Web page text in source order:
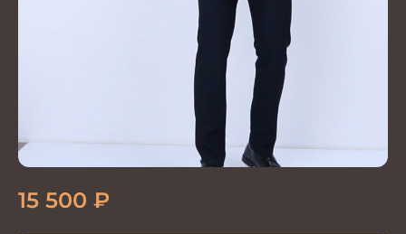
15 500 ₽